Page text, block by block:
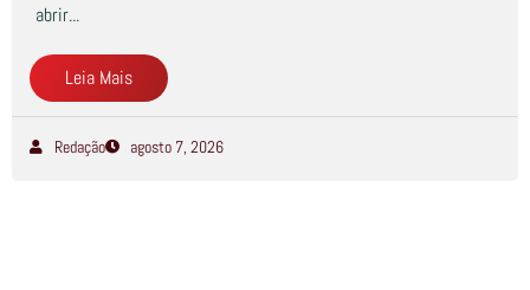
abrir...
Leia Mais
Redação agosto 7, 2026